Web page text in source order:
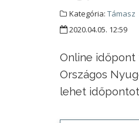
Kategória: Támasz
2020.04.05. 12:59
Online időpont
Országos
lehet